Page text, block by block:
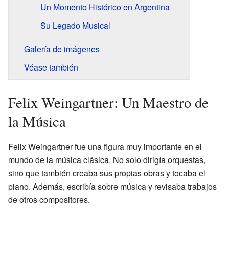
Un Momento Histórico en Argentina
Su Legado Musical
Galería de imágenes
Véase también
Felix Weingartner: Un Maestro de
la Música
Felix Weingartner fue una figura muy importante en el
mundo de la música clásica. No solo dirigía orquestas,
sino que también creaba sus propias obras y tocaba el
piano. Además, escribía sobre música y revisaba trabajos
de otros compositores.